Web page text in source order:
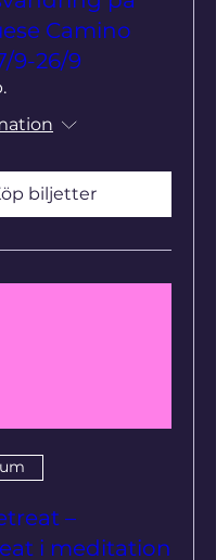
Camino
9-26/9
biljetter
–
i meditation